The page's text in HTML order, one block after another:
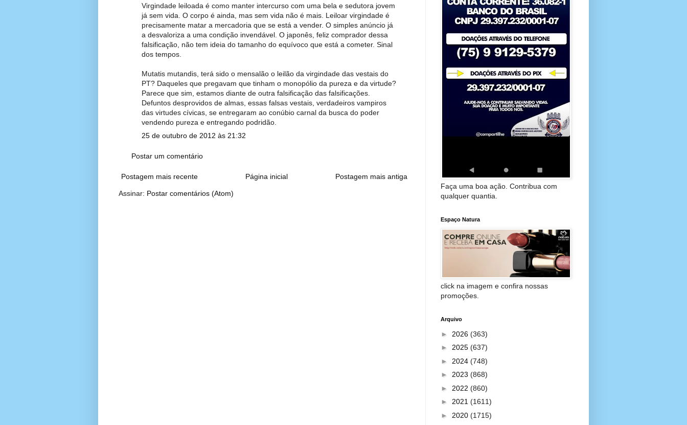
Virgindade leiloada é como manter intercurso com uma bela e sedutora jovem
já sem vida. O corpo é ainda, mas sem vida não é mais. Leiloar virgindade é
precisamente matar a mercadoria que se está a vender. O simples anúncio já
a desvaloriza a uma condição invendável. O japonês, feliz comprador dessa
falsificação, não tem ideia do tamanho do equívoco que está a cometer. Sinal
dos tempos.
Mutatis mutandis, terá sido o mensalão o leilão da virgindade das vestais do
PT? Daqueles que pregavam que tinham o monopólio da pureza e da virtude?
Parece que sim, estamos diante de outra falsificação das falsificações.
Defuntos desprovidos de almas, essas falsas vestais, verdadeiros vampiros
das virtudes cívicas, se entregaram ao conúbio carnal da busca do poder
vendendo pureza e entregando podridão.
25 de outubro de 2012 às 21:32
Postar um comentário
Postagem mais recente Postagem mais antiga
Página inicial
Assinar: Postar comentários (Atom)
Faça uma boa ação. Contribua com
qualquer quantia.
Espaço Natura
click na imagem e confira nossas
promoções.
Arquivo
► 2026 (363)
► 2025 (637)
► 2024 (748)
► 2023 (868)
► 2022 (860)
► 2021 (1611)
► 2020 (1715)